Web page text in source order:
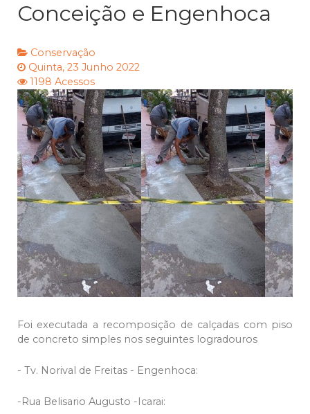
Conceição e Engenhoca
Conservação
Quinta, 23 Junho 2022
1198 Acessos
Foi executada a recomposição de calçadas com piso
de concreto simples nos seguintes logradouros
- Tv. Norival de Freitas - Engenhoca:
-Rua Belisario Augusto -Icarai: